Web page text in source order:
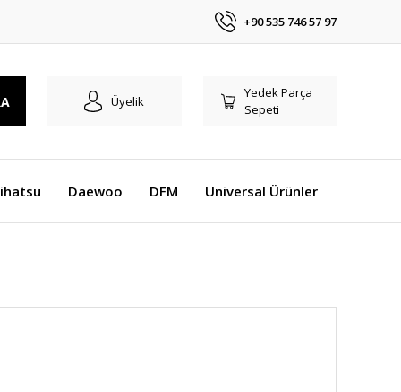
+90 535 746 57 97
Üyelik
Yedek Parça
Sepeti
Daewoo DFM Universal Ürünler